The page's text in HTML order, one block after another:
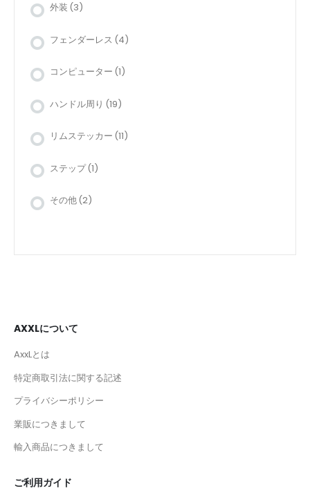
外装 (3)
フェンダーレス (4)
コンピューター (1)
ハンドル周り (19)
リムステッカー (11)
ステップ (1)
その他 (2)
AXXLについて
AxxLとは
特定商取引法に関する記述
プライバシーポリシー
業販につきまして
輸入商品につきまして
ご利用ガイド